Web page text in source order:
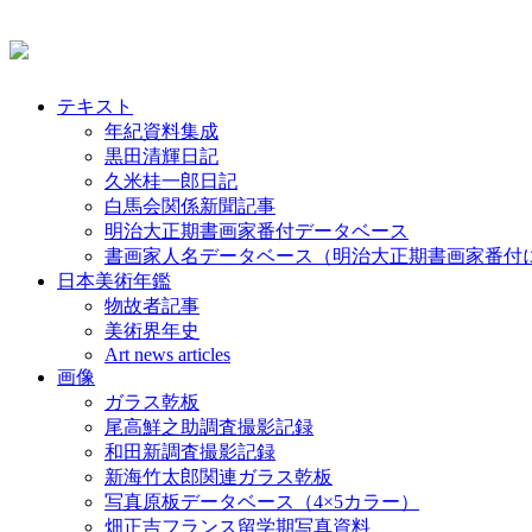
テキスト
年紀資料集成
黒田清輝日記
久米桂一郎日記
白馬会関係新聞記事
明治大正期書画家番付データベース
書画家人名データベース（明治大正期書画家番付
日本美術年鑑
物故者記事
美術界年史
Art news articles
画像
ガラス乾板
尾高鮮之助調査撮影記録
和田新調査撮影記録
新海竹太郎関連ガラス乾板
写真原板データベース（4×5カラー）
畑正吉フランス留学期写真資料